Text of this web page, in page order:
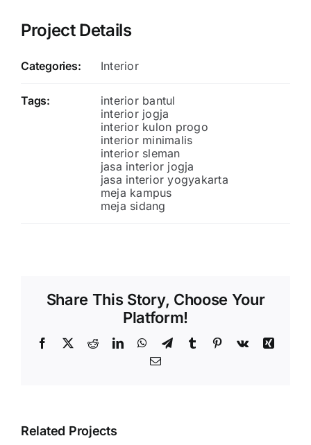
Project Details
Categories: Interior
Tags:
interior bantul
interior jogja
interior kulon progo
interior minimalis
interior sleman
jasa interior jogja
jasa interior yogyakarta
meja kampus
meja sidang
Share This Story, Choose Your
Platform!
Facebook
X RedditLinkedInWhatsApp
TelegramTumblr Pinterest
Vk
Xing
Email
Related Projects